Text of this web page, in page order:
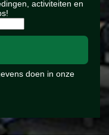
activiteiten en
doen in onze